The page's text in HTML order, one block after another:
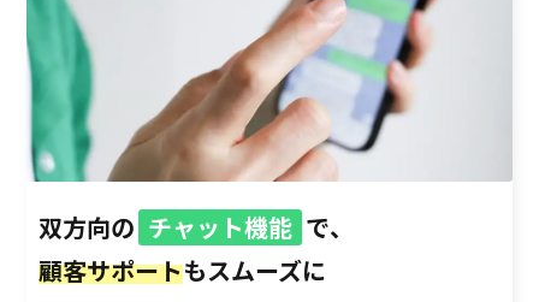
双方向の チャット機能 で、
顧客サポートもスムーズに